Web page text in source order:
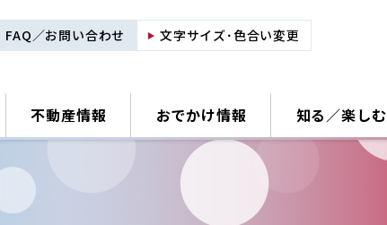
FAQ／お問い合わせ 文字サイズ･色合い変更
不動産情報 おでかけ情報 知る／楽しむ